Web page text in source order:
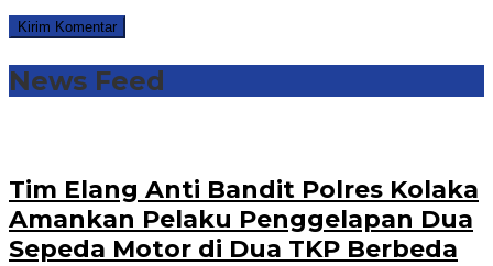
News Feed
Tim Elang Anti Bandit Polres Kolaka
Amankan Pelaku Penggelapan Dua
Sepeda Motor di Dua TKP Berbeda